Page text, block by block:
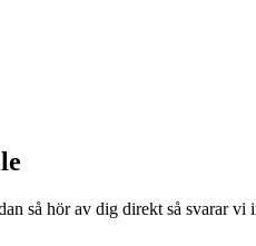
så hör av dig direkt så svarar vi